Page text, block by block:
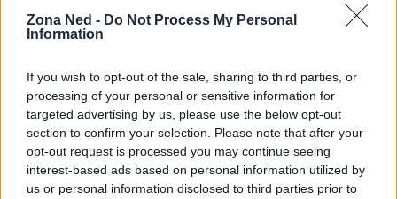
Zona Ned - Do Not Process My Personal
Information
If you wish to opt-out of the sale, sharing to third parties, or
processing of your personal or sensitive information for
targeted advertising by us, please use the below opt-out
section to confirm your selection. Please note that after your
opt-out request is processed you may continue seeing
interest-based ads based on personal information utilized by
us or personal information disclosed to third parties prior to